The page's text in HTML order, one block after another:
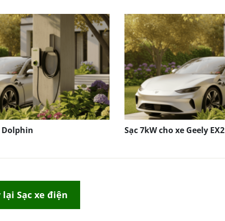
Dolphin Sạc 7kW cho xe Geely EX2
lại Sạc xe điện